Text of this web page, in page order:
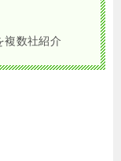
複数社紹介